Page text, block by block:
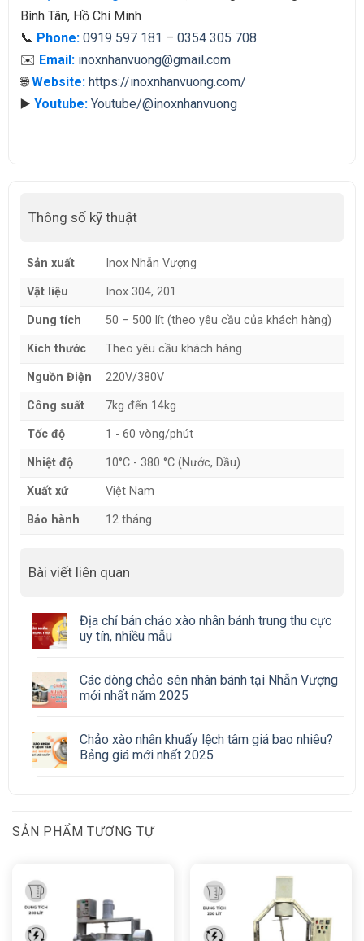
Bình Tân, Hồ Chí Minh
📞 Phone: 0919 597 181 – 0354 305 708
✉️ Email: inoxnhanvuong@gmail.com
🌐Website: https://inoxnhanvuong.com/
▶️ Youtube: Youtube/@inoxnhanvuong
Thông số kỹ thuật
Sản xuất Inox Nhẫn Vượng
Vật liệu Inox 304, 201
Dung tích 50 – 500 lít (theo yêu cầu của khách hàng)
Kích thước Theo yêu cầu khách hàng
Nguồn Điện 220V/380V
Công suất 7kg đến 14kg
Tốc độ 1 - 60 vòng/phút
Nhiệt độ 10°C - 380 °C (Nước, Dầu)
Xuất xứ Việt Nam
Bảo hành 12 tháng
Bài viết liên quan
Địa chỉ bán chảo xào nhân bánh trung thu cực
uy tín, nhiều mẫu
Các dòng chảo sên nhân bánh tại Nhẫn Vượng
mới nhất năm 2025
Chảo xào nhân khuấy lệch tâm giá bao nhiêu?
Bảng giá mới nhất 2025
SẢN PHẨM TƯƠNG TỰ